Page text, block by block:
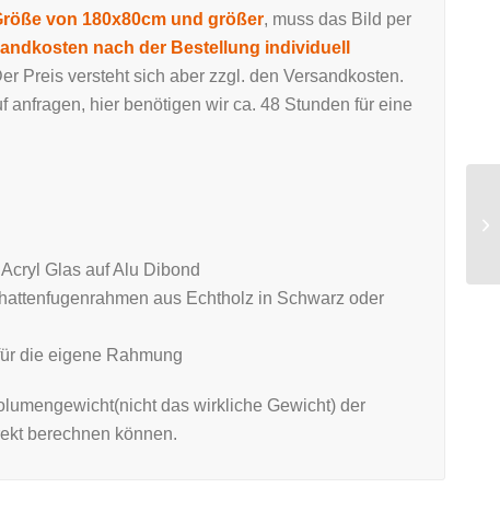
von 180x80cm und größer, muss das Bild per
nach der Bestellung individuell
Preis versteht sich aber zzgl. den Versandkosten.
hier benötigen wir ca. 48 Stunden für eine
Glas auf Alu Dibond
aus Echtholz in Schwarz oder
die eigene Rahmung
das wirkliche Gewicht) der
berechnen können.